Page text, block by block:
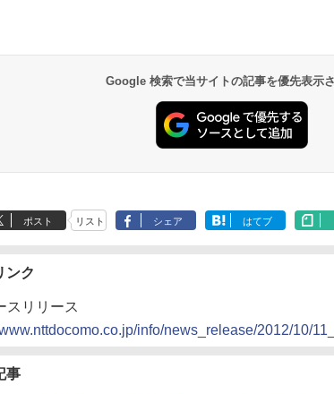
Google 検索で当サイトの記事を優先表示
ポスト リスト シェア はてブ
ンク
リリース
info/news_release/2012/10/
事